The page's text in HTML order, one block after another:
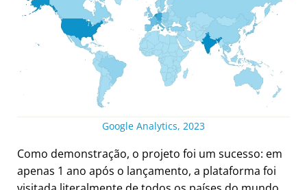
Google Analytics, 2023
Como demonstração, o projeto foi um sucesso: em
apenas 1 ano após o lançamento, a plataforma foi